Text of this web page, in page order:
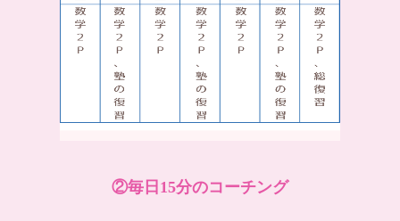
②毎日15分のコーチング